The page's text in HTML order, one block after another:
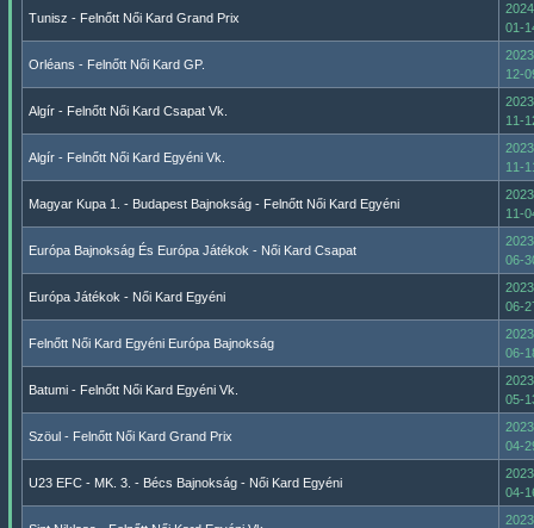
Tunisz - Felnőtt Női Kard Grand Prix
01-
Orléans - Felnőtt Női Kard GP.
12-
Algír - Felnőtt Női Kard Csapat Vk.
11-
Algír - Felnőtt Női Kard Egyéni Vk.
11-
Magyar Kupa 1. - Budapest Bajnokság - Felnőtt Női Kard Egyéni
11-
Európa Bajnokság És Európa Játékok - Női Kard Csapat
06-
Európa Játékok - Női Kard Egyéni
06-
Felnőtt Női Kard Egyéni Európa Bajnokság
06-
Batumi - Felnőtt Női Kard Egyéni Vk.
05-
Szöul - Felnőtt Női Kard Grand Prix
04-
U23 EFC - MK. 3. - Bécs Bajnokság - Női Kard Egyéni
04-